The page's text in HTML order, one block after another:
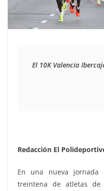
El 10K Valencia
Redacción El
En una nueva
treintena de atletas de